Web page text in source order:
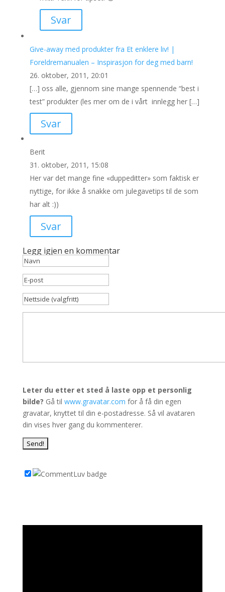
Svar
Give-away med produkter fra Et enklere liv! |
Foreldremanualen – Inspirasjon for deg med barn!
26. oktober, 2011, 20:01
[…] oss alle, gjennom sine mange spennende “best i
test” produkter (les mer om de i vårt innlegg her […]
Svar
Berit
31. oktober, 2011, 15:08
Her var det mange fine «duppeditter» som faktisk er
nyttige, for ikke å snakke om julegavetips til de som
har alt :))
Svar
Legg igjen en kommentar
Leter du etter et sted å laste opp et personlig
bilde? Gå til www.gravatar.com for å få din egen
gravatar, knyttet til din e-postadresse. Så vil avataren
din vises hver gang du kommenterer.